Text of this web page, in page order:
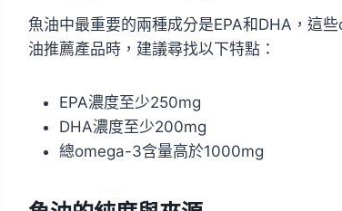
魚油中最重要的兩種成分是EPA和DHA，這
油推薦產品時，建議尋找以下特點：
EPA濃度至少250mg
DHA濃度至少200mg
總omega-3含量高於1000mg